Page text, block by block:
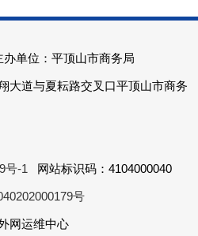
单位：平顶山市商务局
大道与夏耘路交叉口平顶山市商务
号-1 网站标识码：4104000040
号
网运维中心